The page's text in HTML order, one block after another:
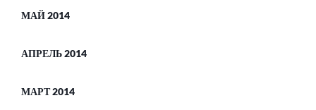
МАЙ 2014
АПРЕЛЬ 2014
МАРТ 2014